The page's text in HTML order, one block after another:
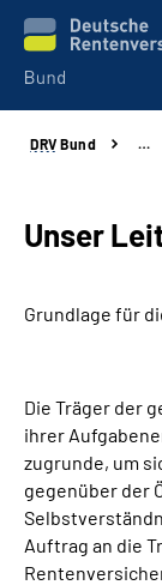
Beratung &
Reha-Zentren
Über uns
Online-Services
Inhalte in
DRV Bund …
Unser
Grundlage für
Die Träger der
ihrer
zugrunde, um
gegenüber der
Auftrag an die